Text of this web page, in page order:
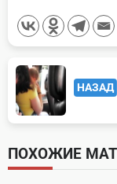
<span
class="nav-
subtitle
screen-
reader-
НАЗАД
ПОХОЖИЕ